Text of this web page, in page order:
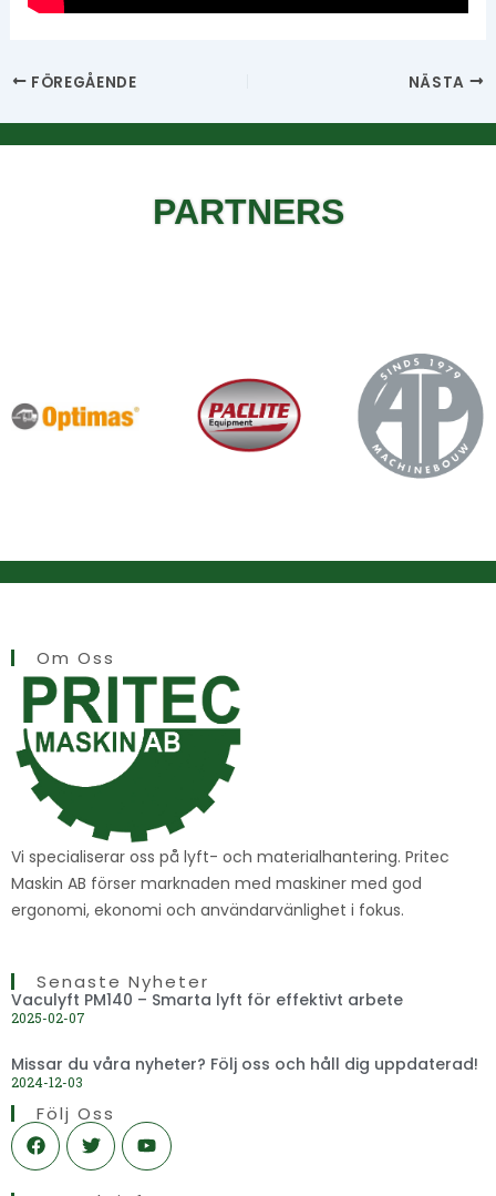
FÖREGÅENDE NÄSTA
PARTNERS
Om Oss
Vi specialiserar oss på lyft- och materialhantering. Pritec
Maskin AB förser marknaden med maskiner med god
ergonomi, ekonomi och användarvänlighet i fokus.
Senaste Nyheter
Vaculyft PM140 – Smarta lyft för effektivt arbete
2025-02-07
Missar du våra nyheter? Följ oss och håll dig uppdaterad!
2024-12-03
Följ Oss
F
a
c
T
w
i
Y
o
u